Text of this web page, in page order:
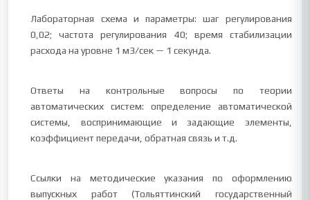
Лабораторная схема и параметры: шаг регулирования
0,02; частота регулирования 40; время стабилизации
расхода на уровне 1 м3/сек — 1 секунда.
Ответы на контрольные вопросы по теории
автоматических систем: определение автоматической
системы, воспринимающие и задающие элементы,
коэффициент передачи, обратная связь и т.д.
Ссылки на методические указания по оформлению
выпускных работ (Тольяттинский государственный